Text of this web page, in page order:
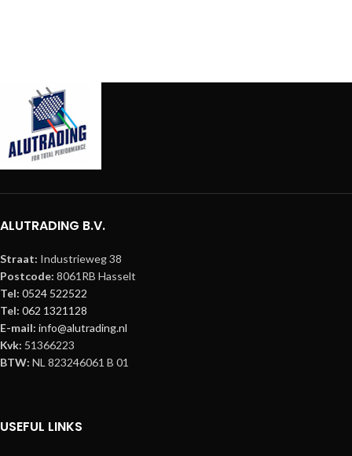
ALUTRADING B.V.
Straat: Industrieweg 38
Postcode: 8061RB Hasselt
Tel: 0524 522522
Tel: 062 1321128
E-mail: info@alutrading.nl
Kvk: 51366223
BTW: NL 823246061 B 01
USEFUL LINKS